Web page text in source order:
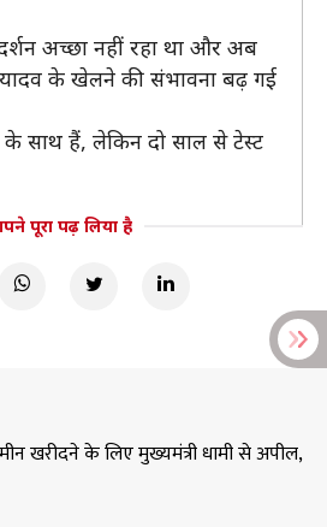
अच्छा नहीं रहा था और अब
के खेलने की संभावना बढ़ गई
के साथ हैं, लेकिन दो साल से टेस्ट
पूरा पढ़ लिया है
खरीदने के लिए मुख्यमंत्री धामी से अपील,